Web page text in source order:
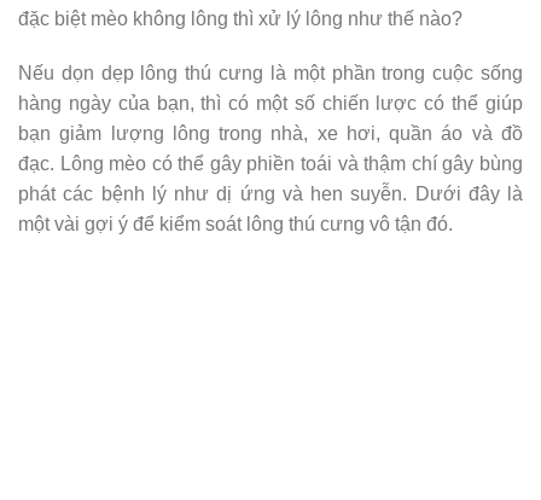
đặc biệt mèo không lông thì xử lý lông như thế nào?
Nếu dọn dẹp lông thú cưng là một phần trong cuộc sống
hàng ngày của bạn, thì có một số chiến lược có thể giúp
bạn giảm lượng lông trong nhà, xe hơi, quần áo và đồ
đạc. Lông mèo có thể gây phiền toái và thậm chí gây bùng
phát các bệnh lý như dị ứng và hen suyễn. Dưới đây là
một vài gợi ý để kiểm soát lông thú cưng vô tận đó.